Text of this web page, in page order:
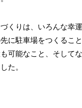
くりは、いろんな幸
に駐車場をつくるこ
可能なこと、そして
た。